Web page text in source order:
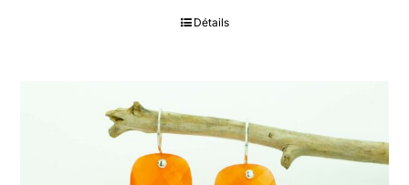
Détails